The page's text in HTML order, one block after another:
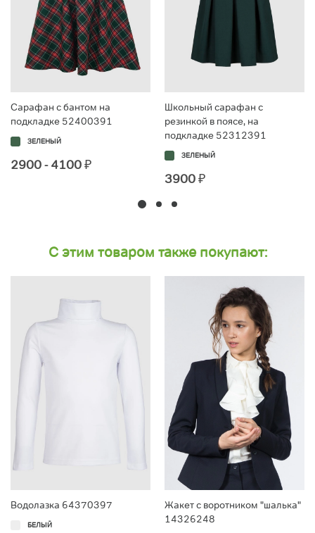
Сарафан с бантом на
подкладке 52400391
ЗЕЛЕНЫЙ
2900 - 4100₽
Школьный сарафан с
резинкой в поясе, на
подкладке 52312391
ЗЕЛЕНЫЙ
3900₽
С этим товаром также покупают:
Водолазка 64370397
БЕЛЫЙ
Жакет с воротником "шалька"
14326248